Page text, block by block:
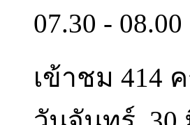
07.30 -
เข้าชม 414